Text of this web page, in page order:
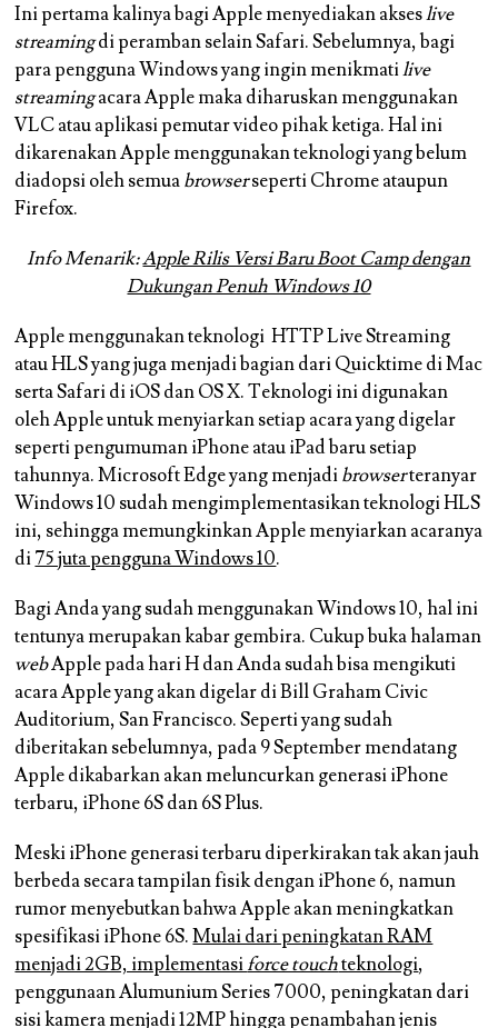
Ini pertama kalinya bagi Apple menyediakan akseslive
streamingdi peramban selain Safari. Sebelumnya, bagi
para pengguna Windows yang ingin menikmatilive
streamingacara Apple maka diharuskan menggunakan
VLC atau aplikasi pemutar video pihak ketiga. Hal ini
dikarenakan Apple menggunakan teknologi yang belum
diadopsi oleh semuabrowserseperti Chrome ataupun
Firefox.
Info Menarik:Apple Rilis Versi Baru Boot Camp dengan
Dukungan Penuh Windows 10
Apple menggunakan teknologi HTTP Live Streaming
atau HLS yang juga menjadi bagian dari Quicktime di Mac
serta Safari di iOS dan OS X. Teknologi ini digunakan
oleh Apple untuk menyiarkan setiap acara yang digelar
seperti pengumuman iPhone atau iPad baru setiap
tahunnya. Microsoft Edge yang menjadibrowserteranyar
Windows 10 sudah mengimplementasikan teknologi HLS
ini, sehingga memungkinkan Apple menyiarkan acaranya
di75 juta pengguna Windows 10.
Bagi Anda yang sudah menggunakan Windows 10, hal ini
tentunya merupakan kabar gembira. Cukup buka halaman
webApple pada hari H dan Anda sudah bisa mengikuti
acara Apple yang akan digelar di Bill Graham Civic
Auditorium, San Francisco. Seperti yang sudah
diberitakan sebelumnya, pada 9 September mendatang
Apple dikabarkan akan meluncurkan generasi iPhone
terbaru, iPhone 6S dan 6S Plus.
Meski iPhone generasi terbaru diperkirakan tak akan jauh
berbeda secara tampilan fisik dengan iPhone 6, namun
rumor menyebutkan bahwa Apple akan meningkatkan
spesifikasi iPhone 6S.Mulai dari peningkatan RAM
menjadi 2GB, implementasiforce touchteknologi,
penggunaan Alumunium Series 7000, peningkatan dari
sisi kamera menjadi 12MP hingga penambahan jenis